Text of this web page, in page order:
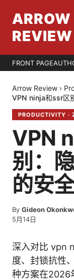
ARROW
REVIEW
FRONT PAGE
Arrow Review ›
VPN ninja和ssr区
PRODUCTIVITY ·
VPN
别：
的安
By Gideon
5月14日
深入对比 vpn
度、封锁抗性
种方案在2026